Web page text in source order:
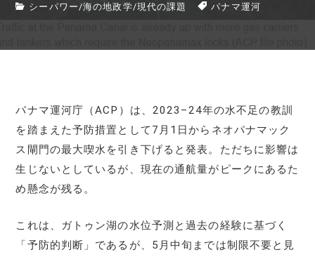
シーパワー /海の地政学/現代の課題 パナマ運河
パナマ運河庁（ACP）は、2023–24年の水不足の教訓
を踏まえた予防措置として7月1日からネオパナマック
ス閘門の最大喫水を引き下げると発表。ただちに影響は
生じないとしているが、現在の通航量がピークにあるた
め懸念が残る。
これは、ガトゥン湖の水位予測と過去の経験に基づく
「予防的判断」であるが、5月中旬までは制限不要と見